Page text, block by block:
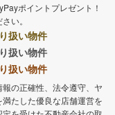
ポイントプレゼント！
い。
扱い物件
扱い物件
扱い物件
の正確性、法令遵守、ヤ
たした優良な店舗運営を